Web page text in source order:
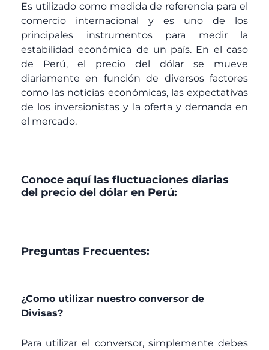
Es utilizado como medida de referencia para el
comercio internacional y es uno de los
principales instrumentos para medir la
estabilidad económica de un país. En el caso
de Perú, el precio del dólar se mueve
diariamente en función de diversos factores
como las noticias económicas, las expectativas
de los inversionistas y la oferta y demanda en
el mercado.
Conoce aquí las fluctuaciones diarias
del precio del dólar en Perú:
Preguntas Frecuentes:
¿Como utilizar nuestro conversor de
Divisas?
Para utilizar el conversor, simplemente debes